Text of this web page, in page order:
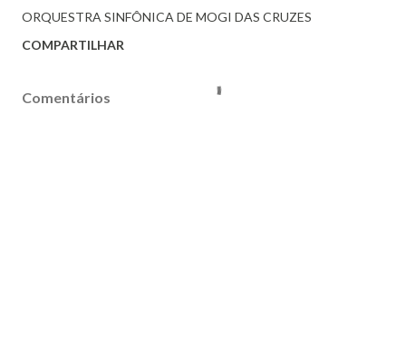
ORQUESTRA SINFÔNICA DE MOGI DAS CRUZES
COMPARTILHAR
Comentários